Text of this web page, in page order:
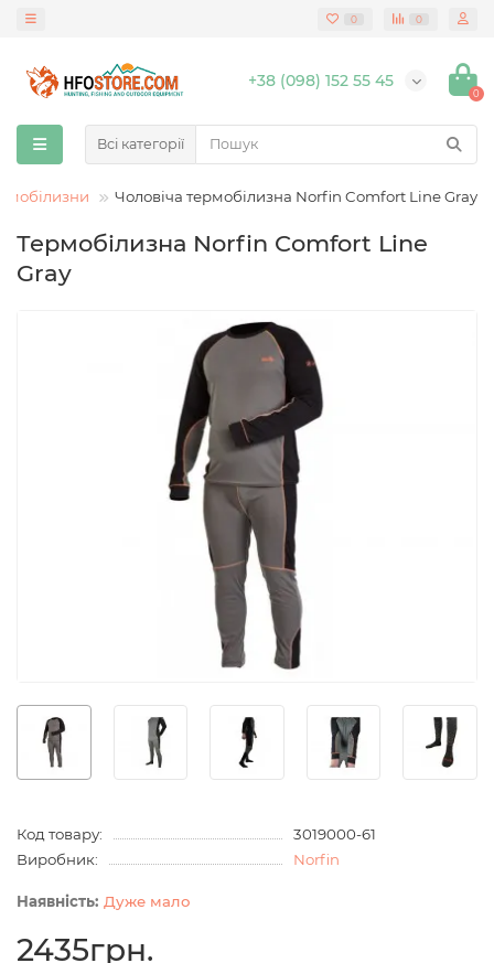
0 0
+38 (098) 152 55 45
0
Всі категорії
Чоловіча термобілизна Norfin Comfort Line Gray
Термобілизна Norfin Comfort Line
Gray
Код товару:
3019000-61
Виробник:
Norfin
Дуже мало
2435грн.